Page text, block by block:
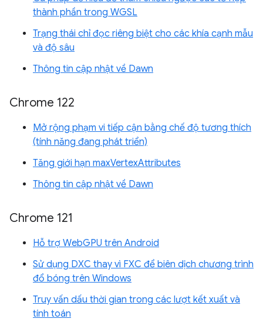
thành phần trong WGSL
Trạng thái chỉ đọc riêng biệt cho các khía cạnh mẫu
và độ sâu
Thông tin cập nhật về Dawn
Chrome 122
Mở rộng phạm vi tiếp cận bằng chế độ tương thích
(tính năng đang phát triển)
Tăng giới hạn maxVertexAttributes
Thông tin cập nhật về Dawn
Chrome 121
Hỗ trợ WebGPU trên Android
Sử dụng DXC thay vì FXC để biên dịch chương trình
đổ bóng trên Windows
Truy vấn dấu thời gian trong các lượt kết xuất và
tính toán